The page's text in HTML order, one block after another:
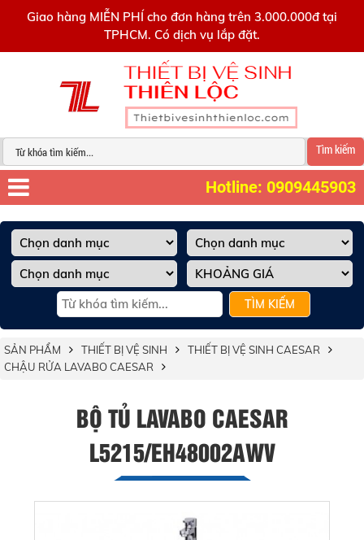
Giao hàng MIỄN PHÍ cho đơn hàng trên 3.000.000đ tại
TPHCM. Có dịch vụ lắp đặt.
Tìm kiếm
Hotline: 0909445903
TÌM KIẾM
SẢN PHẨM THIẾT BỊ VỆ SINH
THIẾT BỊ VỆ SINH CAESAR
CHẬU RỬA LAVABO CAESAR
BỘ TỦ LAVABO CAESAR
L5215/EH48002AWV
0909445903